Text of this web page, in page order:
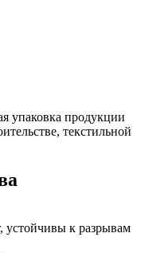
упаковка продукции
текстильной
устойчивы к разрывам